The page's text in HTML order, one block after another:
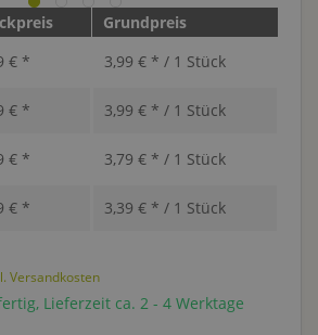
Grundpreis
€ * 3,99 € * / 1 Stück
€ * 3,99 € * / 1 Stück
€ * 3,79 € * / 1 Stück
€ * 3,39 € * / 1 Stück
Versandkosten
Lieferzeit ca. 2 - 4 Werktage